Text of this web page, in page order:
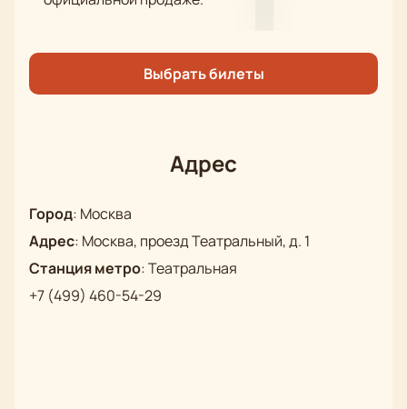
вечер в компании близких или друзей. Не упустите
театра в исполнении талантливой труппы Малого
Купить билетына нашем сайте — это шаг к
незабываемым впечатлениям от встречи с
Обратите внимание, возможна смена актёрского
Выбрать билеты
Адрес
Город: Москва
Адрес: Москва, проезд Театральный, д. 1
Станция метро:Театральная
+7 (499) 460-54-29